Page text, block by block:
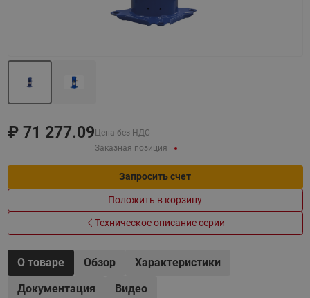
₽ 71 277.09 Цена без НДС
Заказная позиция
Запросить счет
Положить в корзину
Техническое описание серии
О товаре Обзор
Характеристики
Документация
Видео